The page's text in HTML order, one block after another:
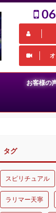
お客様の
タグ
スピリチュアル
ラリマー天寧